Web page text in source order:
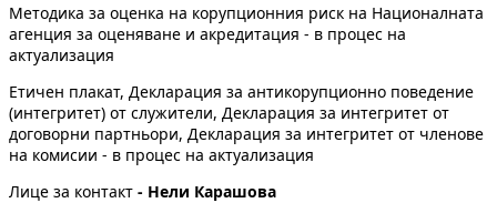
Методика за оценка на корупционния риск на Националната
агенция за оценяване и акредитация - в процес на
актуализация
Етичен плакат, Декларация за антикорупционно поведение
(интегритет) от служители, Декларация за интегритет от
договорни партньори, Декларация за интегритет от членове
на комисии - в процес на актуализация
Лице за контакт - Нели Карашова